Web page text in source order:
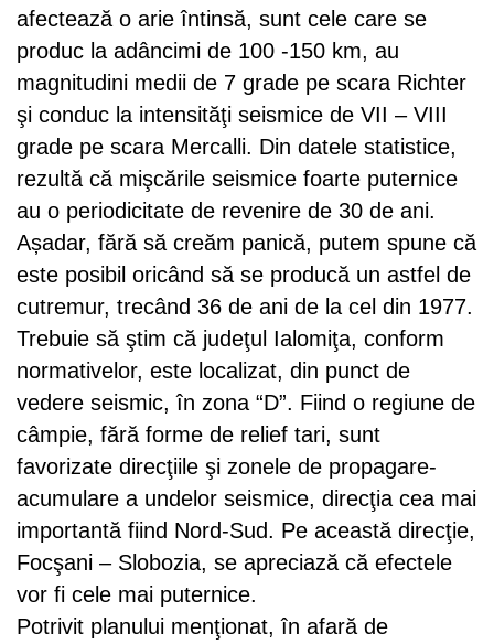
afectează o arie întinsă, sunt cele care se
produc la adâncimi de 100 -150 km, au
magnitudini medii de 7 grade pe scara Richter
şi conduc la intensităţi seismice de VII – VIII
grade pe scara Mercalli. Din datele statistice,
rezultă că mişcările seismice foarte puternice
au o periodicitate de revenire de 30 de ani.
Așadar, fără să creăm panică, putem spune că
este posibil oricând să se producă un astfel de
cutremur, trecând 36 de ani de la cel din 1977.
Trebuie să ştim că judeţul Ialomiţa, conform
normativelor, este localizat, din punct de
vedere seismic, în zona “D”. Fiind o regiune de
câmpie, fără forme de relief tari, sunt
favorizate direcţiile şi zonele de propagare-
acumulare a undelor seismice, direcţia cea mai
importantă fiind Nord-Sud. Pe această direcţie,
Focşani – Slobozia, se apreciază că efectele
vor fi cele mai puternice.
Potrivit planului menţionat, în afară de